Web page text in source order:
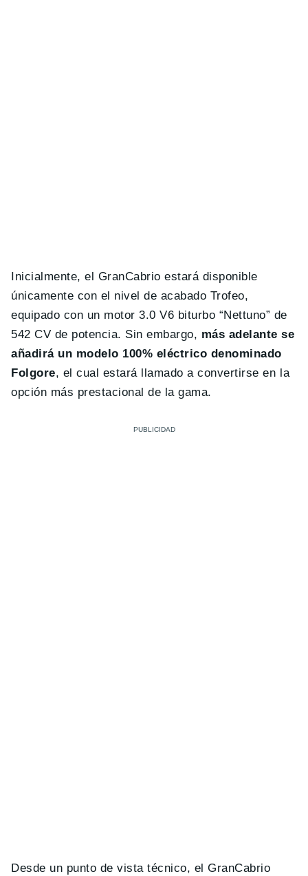
Inicialmente, el GranCabrio estará disponible
únicamente con el nivel de acabado Trofeo,
equipado con un motor 3.0 V6 biturbo “Nettuno” de
542 CV de potencia. Sin embargo, más adelante se
añadirá un modelo 100% eléctrico denominado
Folgore, el cual estará llamado a convertirse en la
opción más prestacional de la gama.
Desde un punto de vista técnico, el GranCabrio